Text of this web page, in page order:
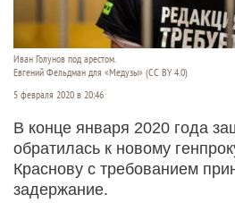
Иван Голунов под арестом.
Евгений Фельдман для «Медузы» (CC BY 4.0)
5 февраля 2020 в 20:46
В конце января 2020 года
обратилась к новому
Краснову с требованием
задержание.